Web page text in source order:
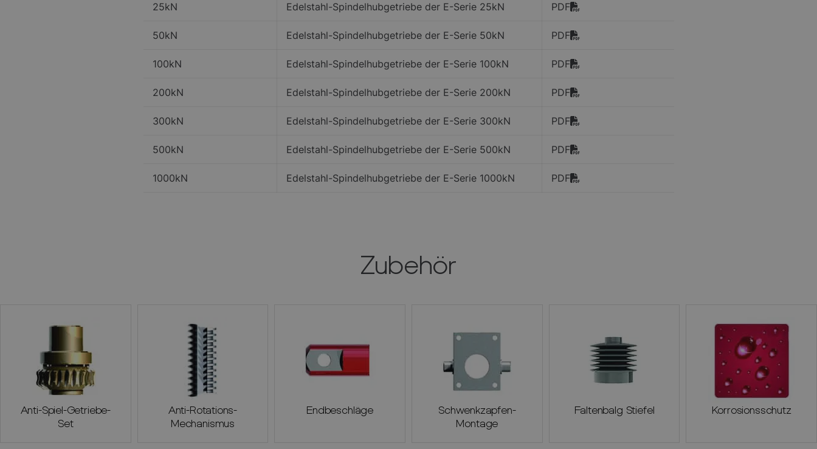
25kN Edelstahl-Spindelhubgetriebe der E-Serie 25kN PDF
50kN Edelstahl-Spindelhubgetriebe der E-Serie 50kN PDF
100kN Edelstahl-Spindelhubgetriebe der E-Serie 100kN PDF
200kN Edelstahl-Spindelhubgetriebe der E-Serie 200kN PDF
300kN Edelstahl-Spindelhubgetriebe der E-Serie 300kN PDF
500kN Edelstahl-Spindelhubgetriebe der E-Serie 500kN PDF
1000kN Edelstahl-Spindelhubgetriebe der E-Serie 1000kN PDF
Zubehör
Anti-Spiel-Getriebe-
Set
Anti-Rotations-
Mechanismus
Endbeschläge
Schwenkzapfen-
Montage
Faltenbalg Stiefel Korrosionsschutz